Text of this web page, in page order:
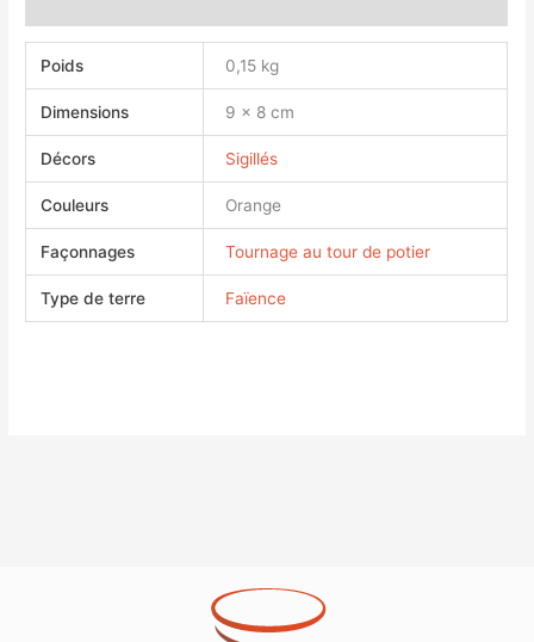
Poids 0,15 kg
Dimensions 9 × 8 cm
Décors Sigillés
Couleurs Orange
Façonnages Tournage au tour de potier
Type de terre Faïence